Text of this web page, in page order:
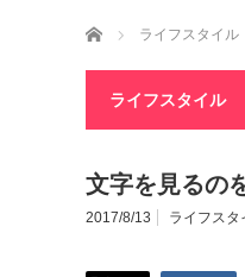
ホーム ライフスタイル
ライフスタイル
文字を見るの
2017/8/13 ライフスタ